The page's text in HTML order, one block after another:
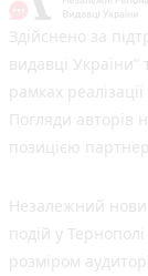
Здійснено за
видавці
рамках
Погляди авторів
позицією
Незалежний
подій у
розміром